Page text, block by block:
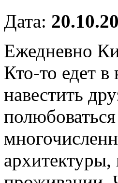
Дата:
Ежедневно
Кто-то едет
навестить
архитектуры,